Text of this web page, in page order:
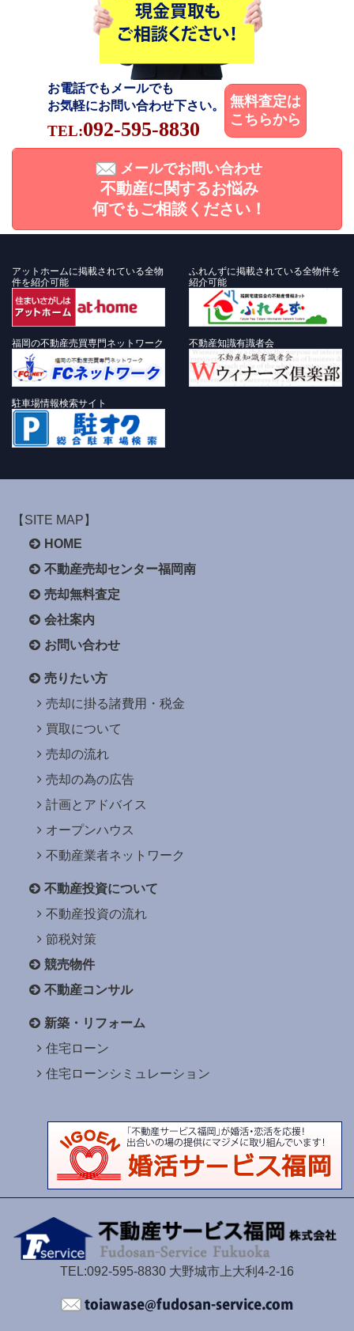
お電話でもメールでも
お気軽にお問い合わせ下さい。
TEL:092-595-8830
無料査定は
こちらから
メールでお問い合わせ
不動産に関するお悩み
何でもご相談ください！
アットホームに掲載されている全物
件を紹介可能
ふれんずに掲載されている全物件を
紹介可能
福岡の不動産売買専門ネットワーク 不動産知識有識者会
駐車場情報検索サイト
【SITE MAP】
HOME
不動産売却センター福岡南
売却無料査定
会社案内
お問い合わせ
売りたい方
売却に掛る諸費用・税金
買取について
売却の流れ
売却の為の広告
計画とアドバイス
オープンハウス
不動産業者ネットワーク
不動産投資について
不動産投資の流れ
節税対策
競売物件
不動産コンサル
新築・リフォーム
住宅ローン
住宅ローンシミュレーション
TEL:092-595-8830 大野城市上大利4-2-16